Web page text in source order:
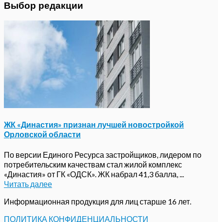
Выбор редакции
ЖК «Династия» признан лучшей новостройкой
Орловской области
По версии Единого Ресурса застройщиков, лидером по
потребительским качествам стал жилой комплекс
«Династия» от ГК «ОДСК». ЖК набрал 41,3 балла, ...
Читать далее
Информационная продукция для лиц старше 16 лет.
ПОЛИТИКА КОНФИДЕНЦИАЛЬНОСТИ